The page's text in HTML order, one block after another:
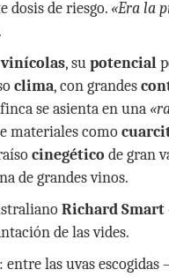
dosis de riesgo. «Era la
.
, supotencial
clima, con grandes
se asienta en una
materiales como
cinegético de gran
de grandes vinos.
Richard Smart
de las vides.
: entre las uvas escogidas